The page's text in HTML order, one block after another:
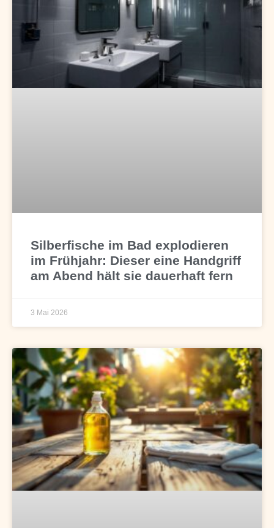
Silberfische im Bad explodieren
im Frühjahr: Dieser eine Handgriff
am Abend hält sie dauerhaft fern
3 Mai 2026